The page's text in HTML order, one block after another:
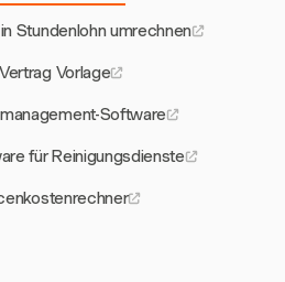
Stundenlohn umrechnen
Vorlage
Software
für Reinigungsdienste